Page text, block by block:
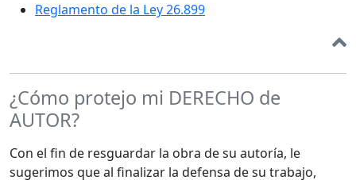
Reglamento de la Ley 26.899
¿Cómo protejo mi DERECHO de
AUTOR?
Con el fin de resguardar la obra de su autoría, le
sugerimos que al finalizar la defensa de su trabajo,